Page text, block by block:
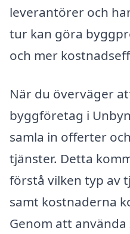
leverantörer och
tur kan göra
och mer
När du överväger
byggföretag i
samla in offerter
tjänster. Detta
förstå vilken typ av
samt kostnaderna
Genom att